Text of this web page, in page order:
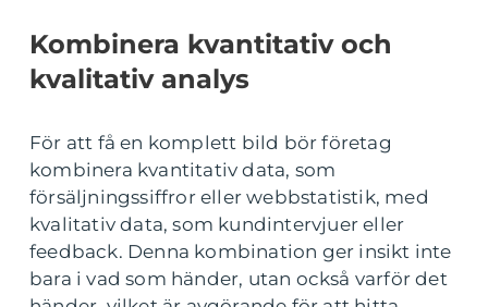
Kombinera kvantitativ och
kvalitativ analys
För att få en komplett bild bör företag
kombinera kvantitativ data, som
försäljningssiffror eller webbstatistik, med
kvalitativ data, som kundintervjuer eller
feedback. Denna kombination ger insikt inte
bara i vad som händer, utan också varför det